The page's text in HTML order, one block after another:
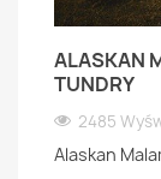
ALASKAN
TUNDRY
2485
Alaskan